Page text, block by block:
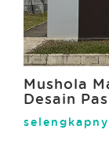
Mushola
Desain